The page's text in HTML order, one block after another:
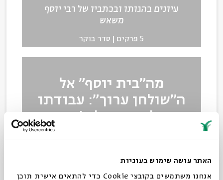
האתר עושה שימוש בעוגיות
אנחנו משתמשים בקובצי Cookie כדי להתאים אישית תוכן
עיונים בהגותו ובכתביו של רבי יוסף
משאש
5 פרקים סדר בוקר
מה"בית יוסף" אל
ה"שולחן ערוך": עבודתו
ההלכתית של ר' יוסף
ד"ר תרצה קלמן
5 פרקים סדר בוקר